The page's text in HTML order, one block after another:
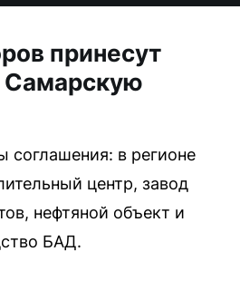
принесут
в регионе
центр, завод
нефтяной объект и
БАД.